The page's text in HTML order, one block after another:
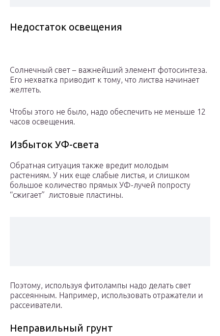
Недостаток освещения
Солнечный свет – важнейший элемент фотосинтеза.
Его нехватка приводит к тому, что листва начинает
желтеть.
Чтобы этого не было, надо обеспечить не меньше 12
часов освещения.
Избыток УФ-света
Обратная ситуация также вредит молодым
растениям. У них еще слабые листья, и слишком
большое количество прямых УФ-лучей попросту
“сжигает” листовые пластины.
Поэтому, используя фитолампы надо делать свет
рассеянным. Например, использовать отражатели и
рассеиватели.
Неправильный грунт